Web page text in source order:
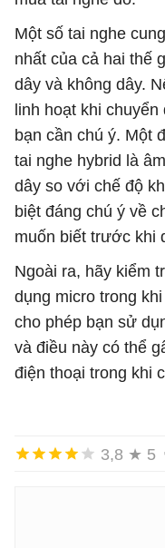
Một số tai nghe
nhất của cả hai thế
dây và không dây.
linh hoạt khi
bạn cần chú ý. Một
tai nghe hybrid là
dây so với chế độ
biệt đáng chú ý về
muốn biết trước khi
Ngoài ra, hãy kiểm
dụng micro trong
cho phép bạn sử
và điều này có thể
điện thoại trong khi
3,8 ★ 5